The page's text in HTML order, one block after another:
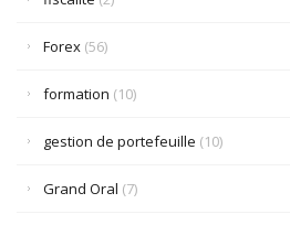
Forex (56)
formation (10)
gestion de portefeuille (10)
Grand Oral (7)